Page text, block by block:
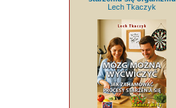
Lech Tkaczyk